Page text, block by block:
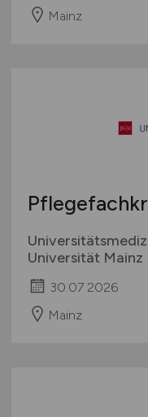
Mainz
Universität Mainz
30.07.2026
Mainz